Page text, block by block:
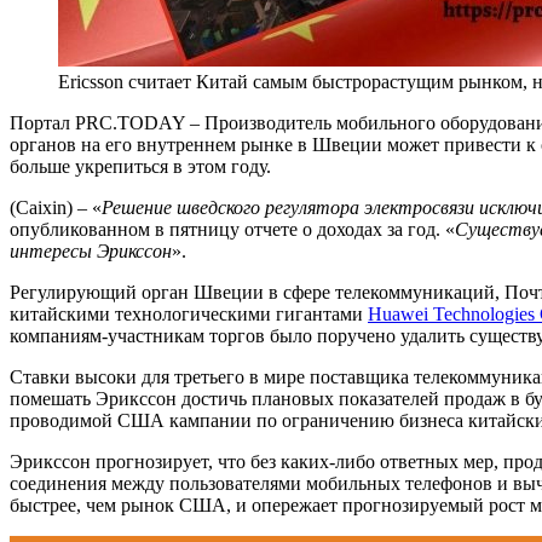
Ericsson считает Китай самым быстрорастущим рынком,
Портал PRC.TODAY – Производитель мобильного
органов на его внутреннем рынке в Швеции может привести к
больше укрепиться в этом году.
(Caixin) – «Решение шведского регулятора электросвязи
опубликованном в пятницу отчете о доходах за год. «
интересы Эрикссон».
Регулирующий орган Швеции в сфере телекоммуникаций,
китайскими технологическими гигантами Huawei Technologies
компаниям-участникам торгов было поручено удалить
Ставки высоки для третьего в мире поставщика
помешать Эрикссон достичь плановых показателей продаж в
проводимой США кампании по ограничению бизнеса
Эрикссон прогнозирует, что без каких-либо ответных мер,
соединения между пользователями мобильных телефонов и
быстрее, чем рынок США, и опережает прогнозируемый рост